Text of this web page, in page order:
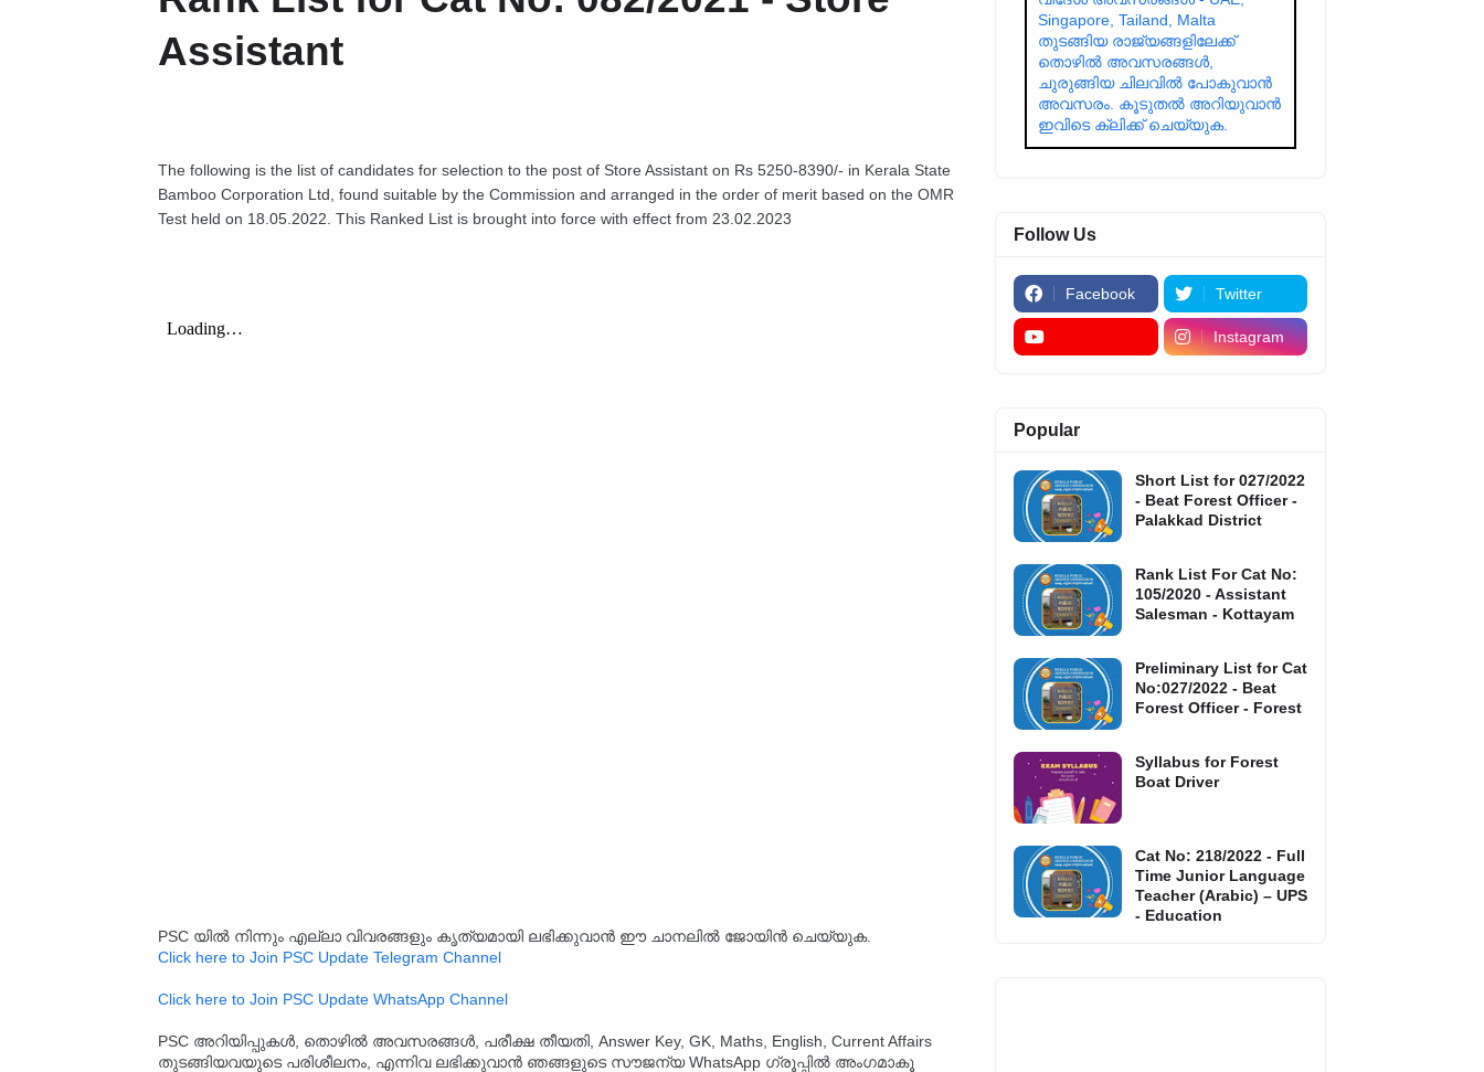
Assistant
The following is the list of candidates for selection to the post of Store Assistant on Rs 5250-8390/- in Kerala State
Bamboo Corporation Ltd, found suitable by the Commission and arranged in the order of merit based on the OMR
Test held on 18.05.2022. This Ranked List is brought into force with effect from 23.02.2023
PSC യിൽ നിന്നും എല്ലാ വിവരങ്ങളും കൃത്യമായി ലഭിക്കുവാൻ ഈ ചാനലിൽ ജോയിൻ ചെയ്യുക.
Click here to Join PSC Update Telegram Channel
Click here to Join PSC Update WhatsApp Channel
PSC അറിയിപ്പുകൾ, തൊഴിൽ അവസരങ്ങൾ, പരീക്ഷ തീയതി, Answer Key, GK, Maths, English, Current Affairs
തുടങ്ങിയവയുടെ പരിശീലനം, എന്നിവ ലഭിക്കുവാൻ ഞങ്ങളുടെ സൗജന്യ WhatsApp ഗ്രൂപ്പിൽ അംഗമാകൂ
Singapore, Tailand, Malta
തുടങ്ങിയ രാജ്യങ്ങളിലേക്ക്
തൊഴിൽ അവസരങ്ങൾ,
ചുരുങ്ങിയ ചിലവിൽ പോകുവാൻ
അവസരം. കൂടുതൽ അറിയുവാൻ
ഇവിടെ ക്ലിക്ക് ചെയ്യുക.
Follow Us
Facebook Twitter
Instagram
Popular
Short List for 027/2022
- Beat Forest Officer -
Palakkad District
Rank List For Cat No:
105/2020 - Assistant
Salesman - Kottayam
Preliminary List for Cat
No:027/2022 - Beat
Forest Officer - Forest
Syllabus for Forest
Boat Driver
Cat No: 218/2022 - Full
Time Junior Language
Teacher (Arabic) – UPS
- Education